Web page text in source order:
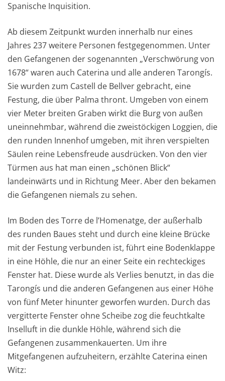
Spanische Inquisition.
Ab diesem Zeitpunkt wurden innerhalb nur eines
Jahres 237 weitere Personen festgegenommen. Unter
den Gefangenen der sogenannten „Verschwörung von
1678“ waren auch Caterina und alle anderen Tarongís.
Sie wurden zum Castell de Bellver gebracht, eine
Festung, die über Palma thront. Umgeben von einem
vier Meter breiten Graben wirkt die Burg von außen
uneinnehmbar, während die zweistöckigen Loggien, die
den runden Innenhof umgeben, mit ihren verspielten
Säulen reine Lebensfreude ausdrücken. Von den vier
Türmen aus hat man einen „schönen Blick“
landeinwärts und in Richtung Meer. Aber den bekamen
die Gefangenen niemals zu sehen.
Im Boden des Torre de l’Homenatge, der außerhalb
des runden Baues steht und durch eine kleine Brücke
mit der Festung verbunden ist, führt eine Bodenklappe
in eine Höhle, die nur an einer Seite ein rechteckiges
Fenster hat. Diese wurde als Verlies benutzt, in das die
Tarongís und die anderen Gefangenen aus einer Höhe
von fünf Meter hinunter geworfen wurden. Durch das
vergitterte Fenster ohne Scheibe zog die feuchtkalte
Inselluft in die dunkle Höhle, während sich die
Gefangenen zusammenkauerten. Um ihre
Mitgefangenen aufzuheitern, erzählte Caterina einen
Witz: